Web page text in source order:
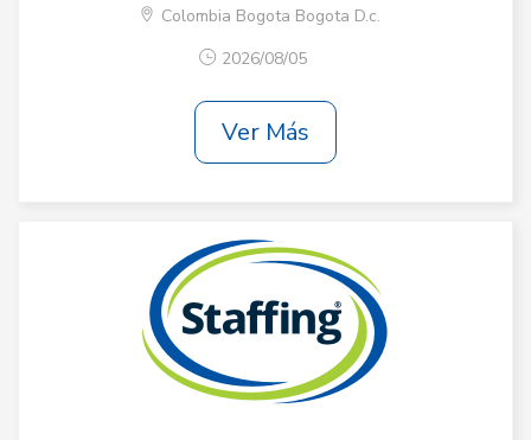
Colombia Bogota Bogota D.c.
2026/08/05
Ver Más